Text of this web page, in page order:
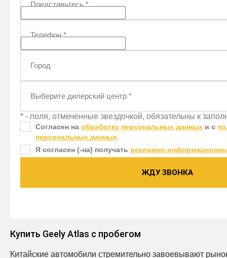
Представьтесь*
Телефон*
Город
Выберите дилерский центр *
* - поля, отмеченные звездочкой, обязательны к
Согласен на обработку персональных данных и c
персональных данных
Я согласен (-на) получать рекламно-
ЖДУ ЗВОНКА
Купить Geely Atlas с пробегом
Китайские автомобили стремительно завоевывают